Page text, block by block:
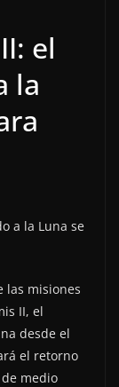
el
la
las misiones
II, el
desde el
el retorno
medio